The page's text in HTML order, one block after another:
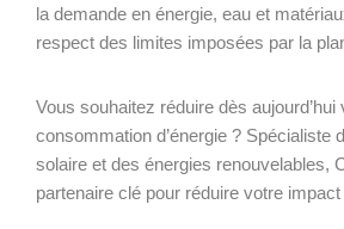
la demande en énergie, eau et
respect des limites imposées par la
Vous souhaitez réduire dès aujourd’hui
consommation d’énergie ? Spécialiste
solaire et des énergies renouvelables,
partenaire clé pour réduire votre